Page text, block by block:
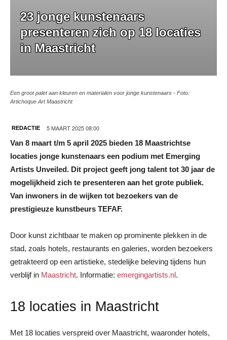
23 jonge kunstenaars
presenteren zich op 18 locaties
in Maastricht
Een groot palet aan kleuren en materialen voor jonge kunstenaars - Foto:
Artichoque Art Maastricht
REDACTIE 5 MAART 2025 08:00
Van 8 maart t/m 5 april 2025 bieden 18 Maastrichtse
locaties jonge kunstenaars een podium met Emerging
Artists Unveiled. Dit project geeft jong talent tot 30 jaar de
mogelijkheid zich te presenteren aan het grote publiek.
Van inwoners in de wijken tot bezoekers van de
prestigieuze kunstbeurs TEFAF.
Door kunst zichtbaar te maken op prominente plekken in de
stad, zoals hotels, restaurants en galeries, worden bezoekers
getrakteerd op een artistieke, stedelijke beleving tijdens hun
verblijf in Maastricht. Informatie: emergingartists.nl.
18 locaties in Maastricht
Met 18 locaties verspreid over Maastricht, waaronder hotels,